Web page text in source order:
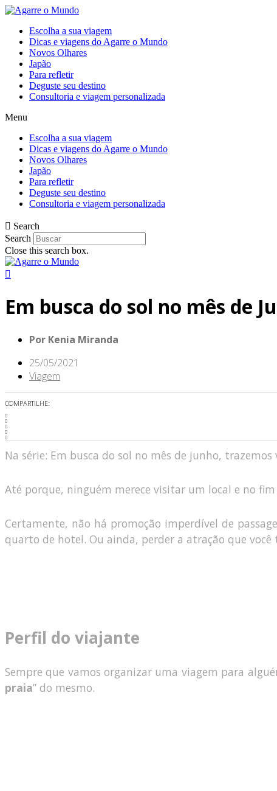
Ir
conteúdo
Escolha a sua viagem
Dicas e viagens do Agarre o Mundo
Novos Olhares
Japão
Para refletir
Deguste seu destino
Consultoria e viagem personalizada
Menu
Escolha a sua viagem
Dicas e viagens do Agarre o Mundo
Novos Olhares
Japão
Para refletir
Deguste seu destino
Consultoria e viagem personalizada
Search
Search
Close this search box.
Em busca do sol no mês de
Por Kenia Miranda
25/05/2021
Viagem
COMPARTILHE:
Na série: Em busca do sol no mês de junho,
Até porque, ninguém merece visitar um local e no
Certamente, não há promoção imperdível de
quarto de hotel. Ou ainda, perder a atração que você
Perfil do viajante
Sempre que vamos organizar uma viagem para
praia” do mesmo.